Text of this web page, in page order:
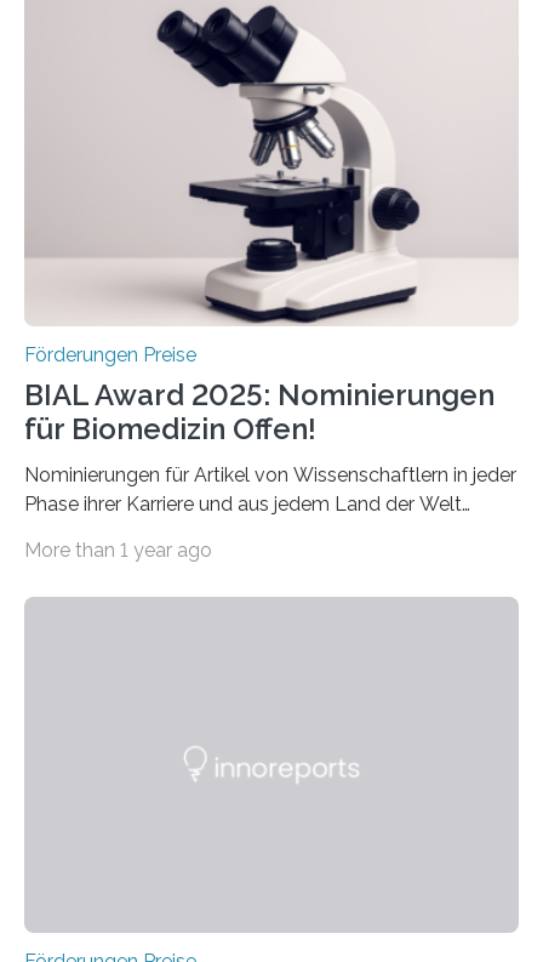
Schlaganfall“ mit Sitz in Würzburg fördert die
Schlaganfallforschung, um die Behandlung der
Betroffenen zu verbessern. Dazu schreibt sie auch in
diesem Jahr wieder deutschlandweit den Hentschel-
Preis aus. Er richtet sich gezielt an jüngere
Forscherinnen und Forscher unter 40 Jahren. Geehrt
werden soll eine herausragende Doktorarbeit oder eine
hochrangige wissenschaftliche Publikation zum Thema
Förderungen Preise
BIAL Award 2025: Nominierungen
für Biomedizin Offen!
Nominierungen für Artikel von Wissenschaftlern in jeder
Phase ihrer Karriere und aus jedem Land der Welt
Leben gerufen, um die bemerkenswertesten
Foundation, des BIAL Award in Biomedicine ist in
More than 1 year ago